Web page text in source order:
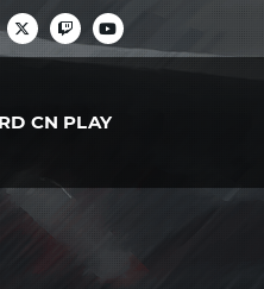
CN PLAY